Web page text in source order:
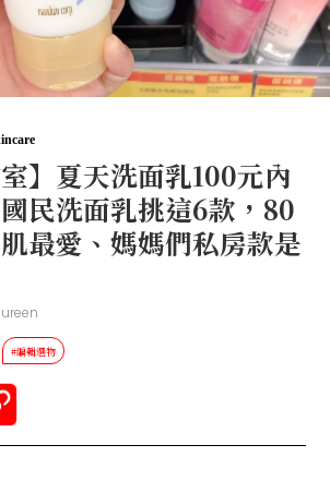
室】夏天洗面乳100元內
民洗面乳挑這6款，80
最愛、媽媽們私房款是
#編輯選物